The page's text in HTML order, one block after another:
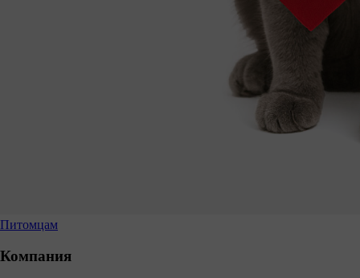
Питомцам
Компания